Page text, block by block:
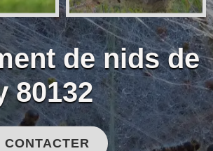
de nids de
80132
CONTACTER